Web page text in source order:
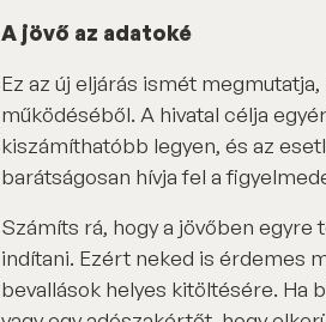
A jövő az adatoké
Ez az új eljárás ismét
működéséből. A hivatal célja
kiszámíthatóbb legyen, és az
barátságosan hívja fel a
Számíts rá, hogy a jövőben
indítani. Ezért neked is érdemes
bevallások helyes kitöltésére. Ha